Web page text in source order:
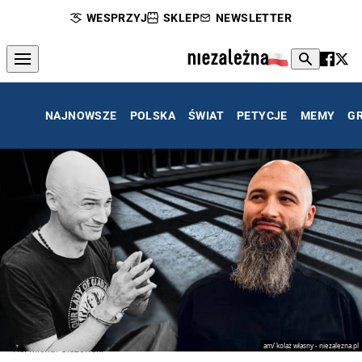
WESPRZYJ SKLEP NEWSLETTER
NAJNOWSZE POLSKA ŚWIAT PETYCJE MEMY
am/ kolaż własny - niezalezna.pl
Ks. Michał Olszewski